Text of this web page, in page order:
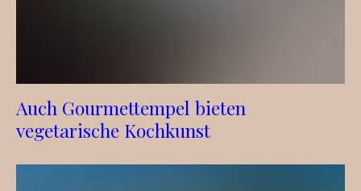
Auch Gourmettempel bieten
vegetarische Kochkunst